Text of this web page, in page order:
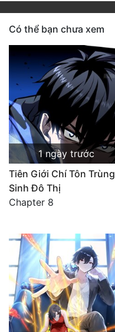
Có thể bạn chưa xem
1 ngày trước
Tiên Giới Chí Tôn Trùng
Sinh Đô Thị
Chapter 8